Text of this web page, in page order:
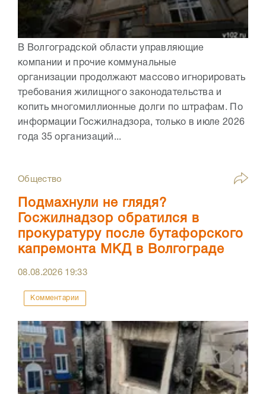
В Волгоградской области управляющие
компании и прочие коммунальные
организации продолжают массово игнорировать
требования жилищного законодательства и
копить многомиллионные долги по штрафам. По
информации Госжилнадзора, только в июле 2026
года 35 организаций...
Общество
Подмахнули не глядя?
Госжилнадзор обратился в
прокуратуру после бутафорского
капремонта МКД в Волгограде
08.08.2026 19:33
Комментарии